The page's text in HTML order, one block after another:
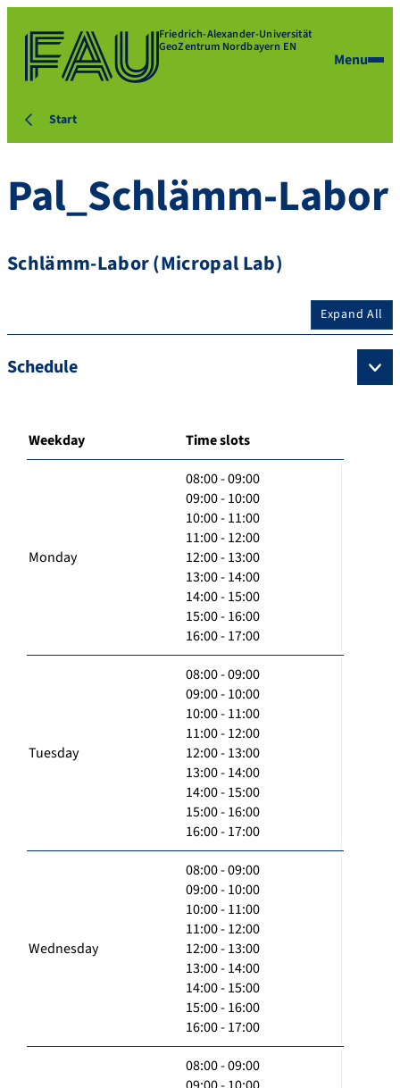
Friedrich-Alexander-Universität
GeoZentrum Nordbayern EN
Menu
Start
Pal_Schlämm-Labor
Schlämm-Labor (Micropal Lab)
Expand All
Schedule
Weekday Time slots
Monday
08:00 - 09:00
09:00 - 10:00
10:00 - 11:00
11:00 - 12:00
12:00 - 13:00
13:00 - 14:00
14:00 - 15:00
15:00 - 16:00
16:00 - 17:00
Tuesday
08:00 - 09:00
09:00 - 10:00
10:00 - 11:00
11:00 - 12:00
12:00 - 13:00
13:00 - 14:00
14:00 - 15:00
15:00 - 16:00
16:00 - 17:00
Wednesday
08:00 - 09:00
09:00 - 10:00
10:00 - 11:00
11:00 - 12:00
12:00 - 13:00
13:00 - 14:00
14:00 - 15:00
15:00 - 16:00
16:00 - 17:00
08:00 - 09:00